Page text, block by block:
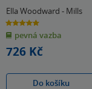
Ella Woodward - Mills
5.0
z
5
hvězdiček
pevná vazba
726 Kč
Do košíku